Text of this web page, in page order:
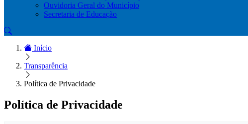
Ouvidoria Geral do Município
Secretaria de Educação
Início
Transparência
Política de Privacidade
Política de Privacidade